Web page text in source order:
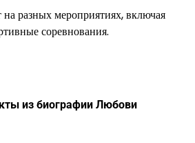
разных мероприятиях, включая
соревнования.
из биографии Любови